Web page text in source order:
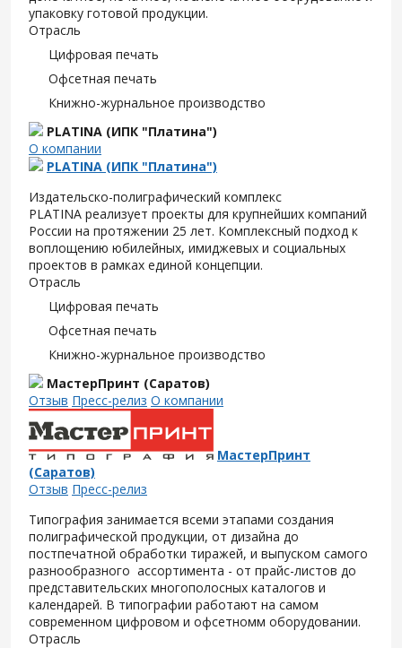
упаковку готовой продукции.
Отрасль
Цифровая печать
Офсетная печать
Книжно-журнальное производство
PLATINA (ИПК "Платина")
О компании
PLATINA (ИПК "Платина")
Издательско-полиграфический комплекс
PLATINA реализует проекты для крупнейших компаний
России на протяжении 25 лет. Комплексный подход к
воплощению юбилейных, имиджевых и социальных
проектов в рамках единой концепции.
Отрасль
Цифровая печать
Офсетная печать
Книжно-журнальное производство
МастерПринт (Саратов)
Отзыв Пресс-релиз О компании
МастерПринт
(Саратов)
Отзыв Пресс-релиз
Типография занимается всеми этапами создания
полиграфической продукции, от дизайна до
постпечатной обработки тиражей, и выпуском самого
разнообразного ассортимента - от прайс-листов до
представительских многополосных каталогов и
календарей. В типографии работают на самом
современном цифровом и офсетномм оборудовании.
Отрасль